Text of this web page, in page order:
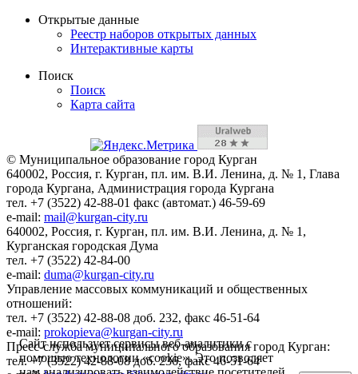
Открытые данные
Реестр наборов открытых данных
Интерактивные карты
Поиск
Поиск
Карта сайта
© Муниципальное образование город Курган
640002, Россия, г. Курган, пл. им. В.И. Ленина, д. № 1, Глава
города Кургана, Администрация города Кургана
тел. +7 (3522) 42-88-01 факс (автомат.) 46-59-69
e-mail: mail@kurgan-city.ru
640002, Россия, г. Курган, пл. им. В.И. Ленина, д. № 1,
Курганская городская Дума
тел. +7 (3522) 42-84-00
e-mail: duma@kurgan-city.ru
Управление массовых коммуникаций и общественных
отношений:
тел. +7 (3522) 42-88-08 доб. 232, факс 46-51-64
e-mail: prokopieva@kurgan-city.ru
Пресс-служба муниципального образования город Курган:
тел. +7 (3522) 42-88-08 доб. 236, факс 46-51-64
Сайт использует сервисы веб-аналитики с
помощью технологии «cookie». Это позволяет